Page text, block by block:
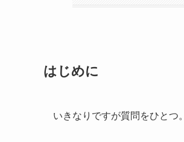
はじめに
いきなりですが質問をひとつ。